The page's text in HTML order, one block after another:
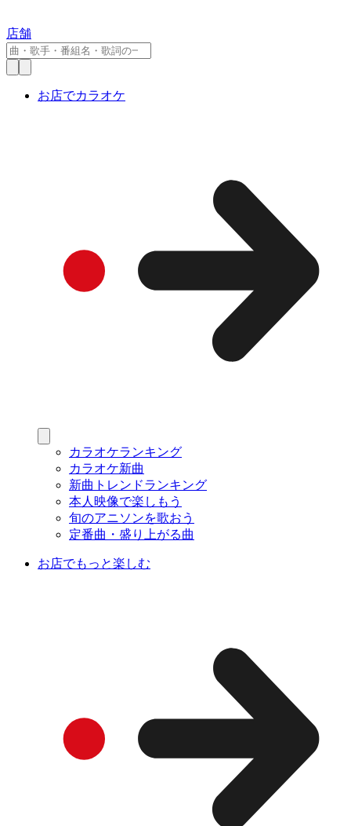
店舗
お店でカラオケ
カラオケランキング
カラオケ新曲
新曲トレンドランキング
本人映像で楽しもう
旬のアニソンを歌おう
定番曲・盛り上がる曲
お店でもっと楽しむ